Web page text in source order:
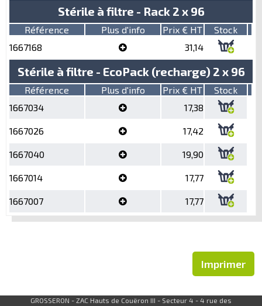
Stérile à filtre - Rack 2 x 96
Référence Plus d'info Prix € HT
Stock
1667168
31,14
Stérile à filtre - EcoPack (recharge) 2 x 96
Référence Plus d'info Prix € HT
Stock
1667034
17,38
1667026 17,42
1667040 19,90
1667014 17,77
1667007 17,77
Imprimer
GROSSERON - ZAC Hauts de Couëron III - Secteur 4 - 4 rue des